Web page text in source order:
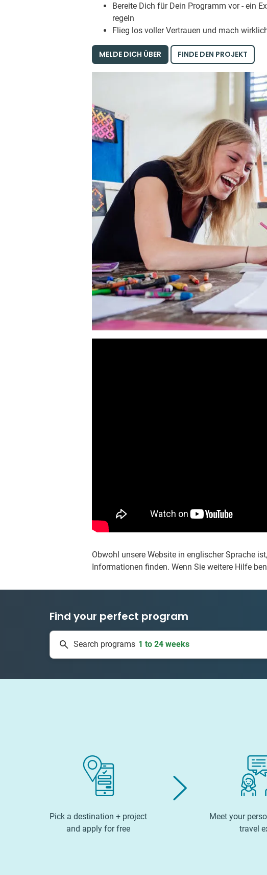
Bereite Dich für Dein Programm vor - ein
regeln
Flieg los voller Vertrauen und mach
MELDE DICH ÜBER FINDE DEN PROJEKT
Obwohl unsere Website in englischer Sprache
Informationen finden. Wenn Sie weitere Hilfe
Find your perfect program
Search programs 335 projects
Pick a destination + project
and apply for free
Meet your
travel